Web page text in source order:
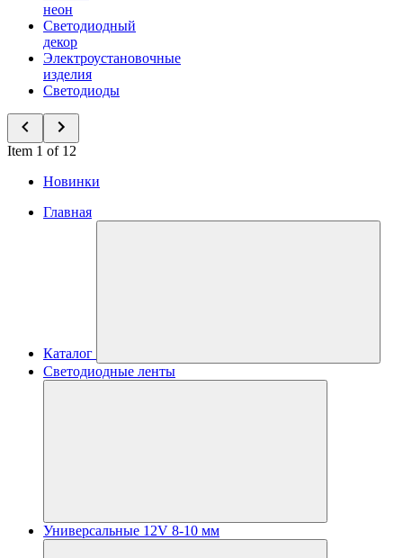
неон
Светодиодный
декор
Электроустановочные
изделия
Светодиоды
Item 1 of 12
Новинки
Главная
Каталог
Светодиодные ленты
Универсальные 12V 8-10 мм